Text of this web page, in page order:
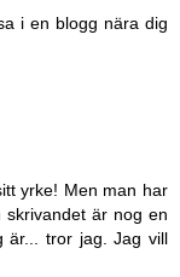
i en blogg nära dig
yrke! Men man har
skrivandet är nog en
är... tror jag. Jag vill